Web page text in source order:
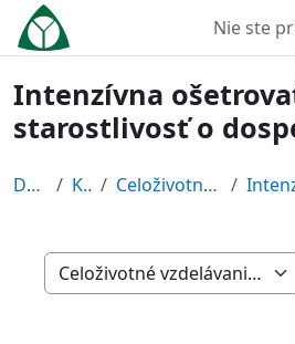
Preskočiť na hlavný obsah
Nie ste
Intenzívna
starostlivosť o
Domov Kurzy Celoživotné vzdelávanie
Kategórie kurzov